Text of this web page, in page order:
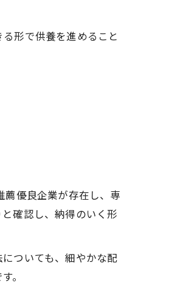
形で供養を進めること
優良企業が存在し、専
確認し、納得のいく形
ついても、細やかな配
。